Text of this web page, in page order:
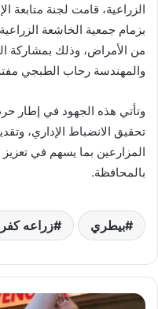
الزراعية، قامت لجنة متابعة
بزمام جمعية الخاشعة
من الأمراض، وذلك بمشاركة
والمهندسة رحاب الطبجي
وتأتي هذه الجهود في إطار
تحقيق الانضباط الإداري،
المزارعين بما يسهم في تعزيز
بالمحافظة.
بيطري زراعه
مقتل